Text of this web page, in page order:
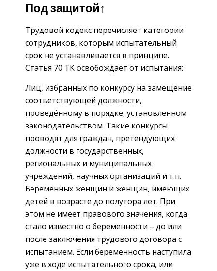
Под защитой↑
Трудовой кодекс перечисляет категории
сотрудников, которым испытательный
срок не устанавливается в принципе.
Статья 70 ТК освобождает от испытания:
Лиц, избранных по конкурсу на замещение
соответствующей должности,
проведённому в порядке, установленном
законодательством. Такие конкурсы
проводят для граждан, претендующих
должности в государственных,
региональных и муниципальных
учреждений, научных организаций и т.п.
Беременных женщин и женщин, имеющих
детей в возрасте до полутора лет. При
этом не имеет правового значения, когда
стало известно о беременности – до или
после заключения трудового договора с
испытанием. Если беременность наступила
уже в ходе испытательного срока, или